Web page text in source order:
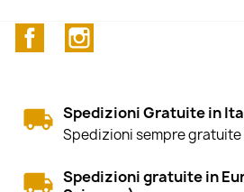
Facebook
Spedizioni Gratuite in
Spedizioni sempre gratuite
Spedizioni gratuite in